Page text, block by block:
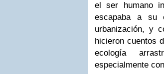
el ser humano
escapaba a su
urbanización, y
hicieron cuentos
ecología
especialmente